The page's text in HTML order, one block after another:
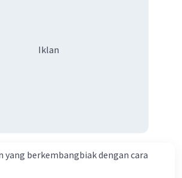
Iklan
berkembangbiak dengan cara